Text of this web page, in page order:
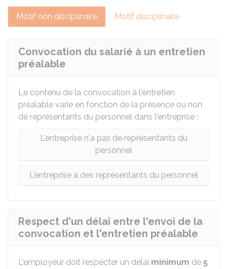
Motif non disciplinaire Motif disciplinaire
Convocation du salarié à un entretien
préalable
Le contenu de la convocation à l'entretien
préalable varie en fonction de la présence ou non
de représentants du personnel dans l'entreprise :
L'entreprise n'a pas de représentants du
personnel
L'entreprise a des représentants du personnel
Respect d'un délai entre l'envoi de la
convocation et l'entretien préalable
L'employeur doit respecter un délai minimum de 5